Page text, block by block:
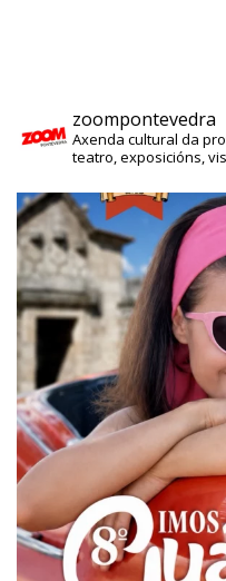
zoompontevedra
Axenda cultural da
teatro, exposicións,